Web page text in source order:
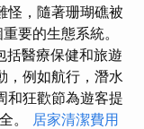
怪，隨著珊瑚礁被
要的生態系統。
醫療保健和旅遊
，例如航行，潛水
和狂歡節為遊客提
。 居家清潔費用